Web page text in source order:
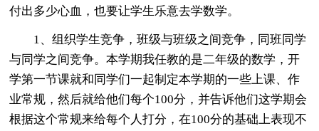
付出多少心血，也要让学生乐意去学数学。
1、组织学生竞争，班级与班级之间竞争，同班同学
与同学之间竞争。本学期我任教的是二年级的数学，开
学第一节课就和同学们一起制定本学期的一些上课、作
业常规，然后就给他们每个100分，并告诉他们这学期会
根据这个常规来给每个人打分，在100分的基础上表现不